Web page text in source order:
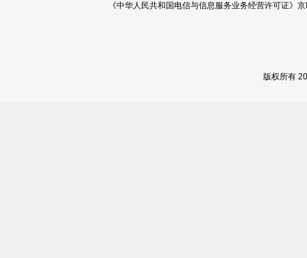
《中华人民共和国电信与信息服务业务经营许可证
版权所有